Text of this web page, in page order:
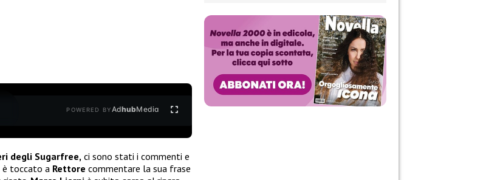
POWERED BYAdhubMedia
degli Sugarfree, ci sono stati i commenti e
è toccato a Rettore commentare la sua frase